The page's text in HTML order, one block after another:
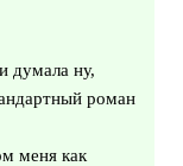
думала ну,
роман
меня как